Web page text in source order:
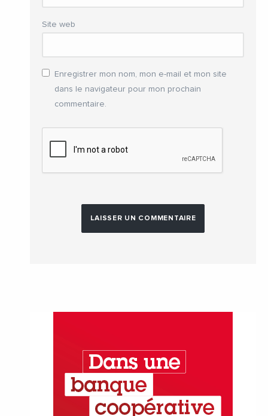
Site web
Enregistrer mon nom, mon e-mail et mon site
dans le navigateur pour mon prochain
commentaire.